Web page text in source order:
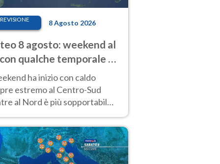
8 Agosto 2026
8 agosto: weekend al
qualche temporale e
estremo al Centro-Sud
ha inizio con caldo
estremo al Centro-Sud
al Nord è più sopportabile
sui rilievi.